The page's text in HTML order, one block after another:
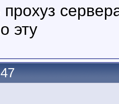
эту